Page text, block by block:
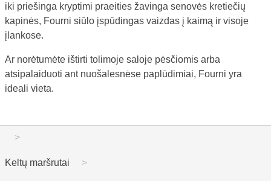
iki priešinga kryptimi praeities žavinga senovės kretiečių
kapinės, Fourni siūlo įspūdingas vaizdas į kaimą ir visoje
įlankose.
Ar norėtumėte ištirti tolimoje saloje pėsčiomis arba
atsipalaiduoti ant nuošalesnėse paplūdimiai, Fourni yra
ideali vieta.
Keltų maršrutai